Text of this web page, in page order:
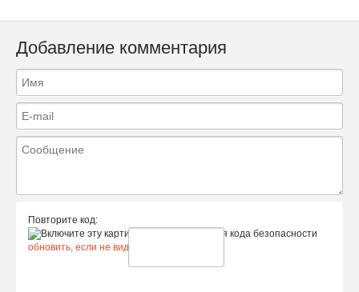
Добавление комментария
Повторите код:
обновить, если не виден код